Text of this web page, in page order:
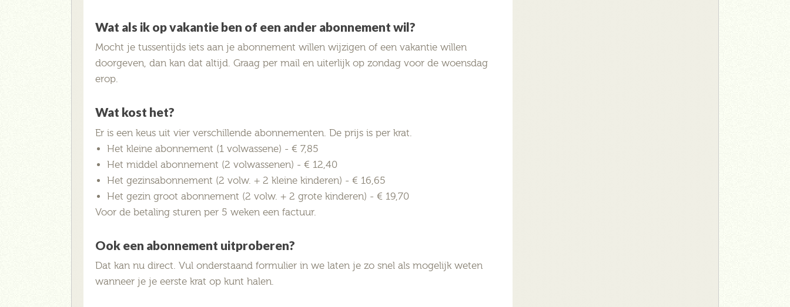
Wat als ik op vakantie ben of een ander abonnement wil?
Mocht je tussentijds iets aan je abonnement willen wijzigen of een vakantie willen
doorgeven, dan kan dat altijd. Graag per mail en uiterlijk op zondag voor de woensdag
erop.
Wat kost het?
Er is een keus uit vier verschillende abonnementen. De prijs is per krat.
Het kleine abonnement (1 volwassene) - € 7,85
Het middel abonnement (2 volwassenen) - € 12,40
Het gezinsabonnement (2 volw. + 2 kleine kinderen) - € 16,65
Het gezin groot abonnement (2 volw. + 2 grote kinderen) - € 19,70
Voor de betaling sturen per 5 weken een factuur.
Ook een abonnement uitproberen?
Dat kan nu direct. Vul onderstaand formulier in we laten je zo snel als mogelijk weten
wanneer je je eerste krat op kunt halen.